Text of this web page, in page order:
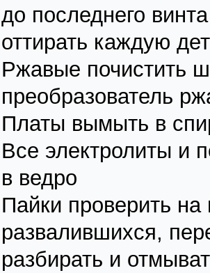
до последнего
оттирать каждую
Ржавые почистить
преобразователь
Платы вымыть в
Все электролиты и
в ведро
Пайки проверить на
развалившихся,
разбирать и